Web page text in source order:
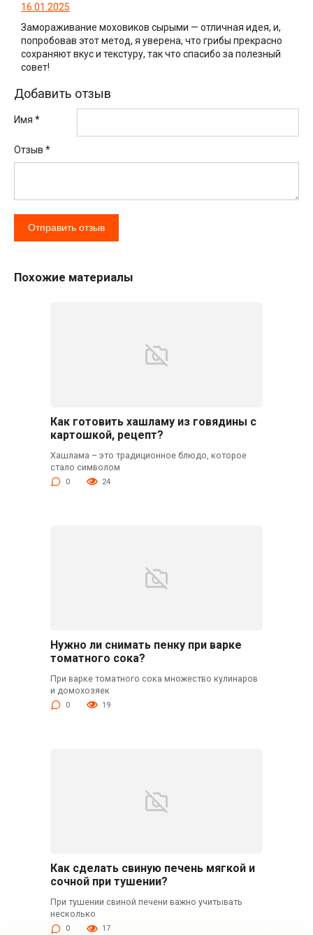
16.01.2025
Замораживание моховиков сырыми — отличная идея, и,
попробовав этот метод, я уверена, что грибы прекрасно
сохраняют вкус и текстуру, так что спасибо за полезный
совет!
Добавить отзыв
Имя *
Отзыв *
Похожие материалы
Как готовить хашламу из говядины с
картошкой, рецепт?
Хашлама – это традиционное блюдо, которое
стало символом
0 24
Нужно ли снимать пенку при варке
томатного сока?
При варке томатного сока множество кулинаров
и домохозяек
0 19
Как сделать свиную печень мягкой и
сочной при тушении?
При тушении свиной печени важно учитывать
несколько
0 17